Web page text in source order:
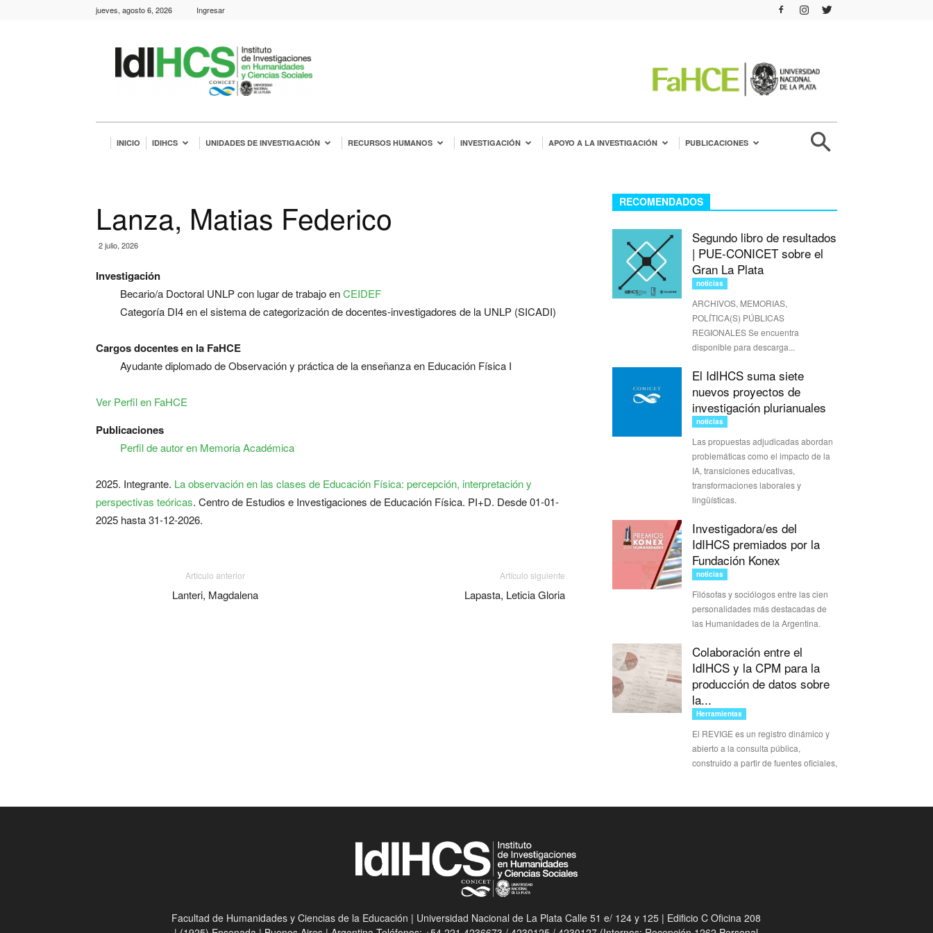
jueves, agosto 6, 2026 Ingresar
IdIHCS
INICIO IDIHCS UNIDADES DE INVESTIGACIÓN RECURSOS HUMANOS INVESTIGACIÓN APOYO A LA INVESTIGACIÓN PUBLICACIONES
Lanza, Matias Federico
2 julio, 2026
Investigación
Becario/a Doctoral UNLP con lugar de trabajo enCEIDEF
Categoría DI4 en el sistema de categorización de docentes-investigadores de la UNLP (SICADI)
Cargos docentes en la FaHCE
Ayudante diplomado de Observación y práctica de la enseñanza en Educación Física I
Ver Perfil en FaHCE
Publicaciones
Perfil de autor en Memoria Académica
2025. Integrante. La observación en las clases de Educación Física: percepción, interpretación y
perspectivas teóricas. Centro de Estudios e Investigaciones de Educación Física. PI+D. Desde 01-01-
2025 hasta 31-12-2026.
Artículo anterior
Lanteri, Magdalena
Artículo siguiente
Lapasta, Leticia Gloria
RECOMENDADOS
Segundo libro de resultados
| PUE-CONICET sobre el
Gran La Plata
noticias
ARCHIVOS, MEMORIAS,
POLÍTICA(S) PÚBLICAS
REGIONALES Se encuentra
disponible para descarga...
El IdIHCS suma siete
nuevos proyectos de
investigación plurianuales
noticias
Las propuestas adjudicadas abordan
problemáticas como el impacto de la
IA, transiciones educativas,
transformaciones laborales y
lingüísticas.
Investigadora/es del
IdIHCS premiados por la
Fundación Konex
noticias
Filósofas y sociólogos entre las cien
personalidades más destacadas de
las Humanidades de la Argentina.
Colaboración entre el
IdIHCS y la CPM para la
producción de datos sobre
la...
Herramientas
El REVIGE es un registro dinámico y
abierto a la consulta pública,
construido a partir de fuentes oficiales,
Facultad de Humanidades y Ciencias de la Educación | Universidad Nacional de La Plata Calle 51 e/ 124 y 125 | Edificio C Oficina 208